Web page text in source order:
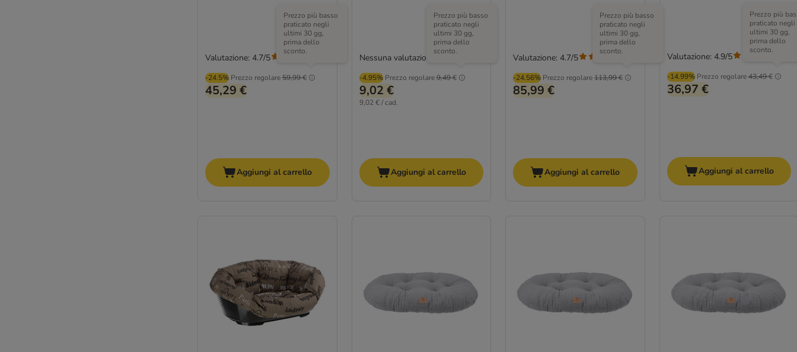
-24.5% Prezzo regolare59,99 €
Prezzo più basso
praticato negli
ultimi 30 gg,
prima dello
sconto.
45,29 €
Valutazione: 4.7/5
Aggiungi al carrello
-4.95% Prezzo regolare9,49 €
Prezzo più basso
praticato negli
ultimi 30 gg,
prima dello
sconto.
9,02 €
9,02 € / cad.
Nessuna valutazione
Aggiungi al carrello
-24.56% Prezzo regolare113,99 €
Prezzo più basso
praticato negli
ultimi 30 gg,
prima dello
sconto.
85,99 €
Valutazione: 4.7/5
Aggiungi al carrello
-14.99% Prezzo regolare43,49 €
Prezzo più
praticato negli
ultimi 30 gg,
prima dello
sconto.
36,97 €
Valutazione: 4.9/5
Aggiungi al carrello